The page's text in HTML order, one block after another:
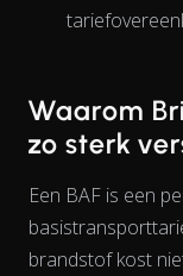
Waarom
zo sterk
Een BAF is een
brandstof kost